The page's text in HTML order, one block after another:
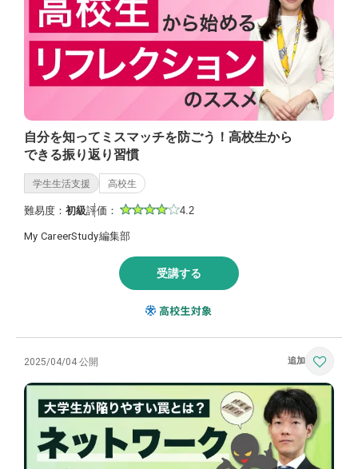
自分を知ってミスマッチを防ごう！高校生から
できる振り返り習慣
学生生活支援 高校生
難易度： 初級評価： 4.2
My CareerStudy編集部
受講する
2025/04/04 公開